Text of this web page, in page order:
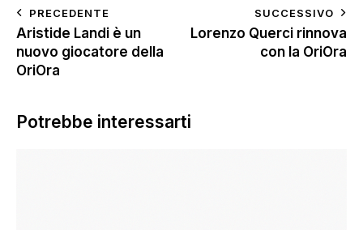
PRECEDENTE
Aristide Landi è un
nuovo giocatore della
OriOra
SUCCESSIVO
Lorenzo Querci rinnova
con la OriOra
Potrebbe interessarti